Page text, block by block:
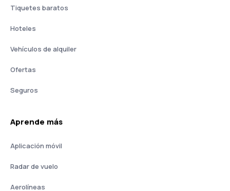
Tiquetes baratos
Hoteles
Vehículos de alquiler
Ofertas
Seguros
Aprende más
Aplicación móvil
Radar de vuelo
Aerolíneas